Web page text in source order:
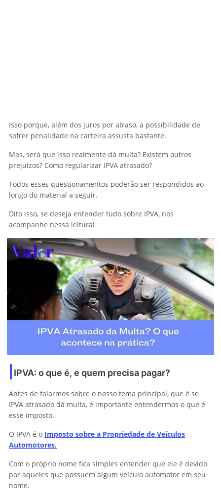
Isso porque, além dos juros por atraso, a possibilidade de
sofrer penalidade na carteira assusta bastante.
Mas, será que isso realmente dá multa? Existem outros
prejuízos? Como regularizar IPVA atrasado?
Todos esses questionamentos poderão ser respondidos ao
longo do material a seguir.
Dito isso, se deseja entender tudo sobre IPVA, nos
acompanhe nessa leitura!
IPVA: o que é, e quem precisa pagar?
Antes de falarmos sobre o nosso tema principal, que é se
IPVA atrasado dá multa, é importante entendermos o que é
esse imposto.
O IPVA é o Imposto sobre a Propriedade de Veículos
Automotores.
Com o próprio nome fica simples entender que ele é devido
por aqueles que possuem algum veículo automotor em seu
nome.